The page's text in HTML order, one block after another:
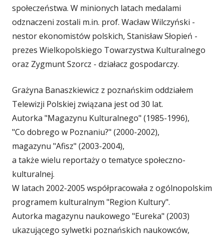
społeczeństwa. W minionych latach medalami
odznaczeni zostali m.in. prof. Wacław Wilczyński -
nestor ekonomistów polskich, Stanisław Słopień -
prezes Wielkopolskiego Towarzystwa Kulturalnego
oraz Zygmunt Szorcz - działacz gospodarczy.
Grażyna Banaszkiewicz z poznańskim oddziałem
Telewizji Polskiej związana jest od 30 lat.
Autorka "Magazynu Kulturalnego" (1985-1996),
"Co dobrego w Poznaniu?" (2000-2002),
magazynu "Afisz" (2003-2004),
a także wielu reportaży o tematyce społeczno-
kulturalnej.
W latach 2002-2005 współpracowała z ogólnopolskim
programem kulturalnym "Region Kultury".
Autorka magazynu naukowego "Eureka" (2003)
ukazującego sylwetki poznańskich naukowców,